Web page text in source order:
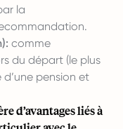
la
comme
du départ (le plus
pension et
d’avantages liés à